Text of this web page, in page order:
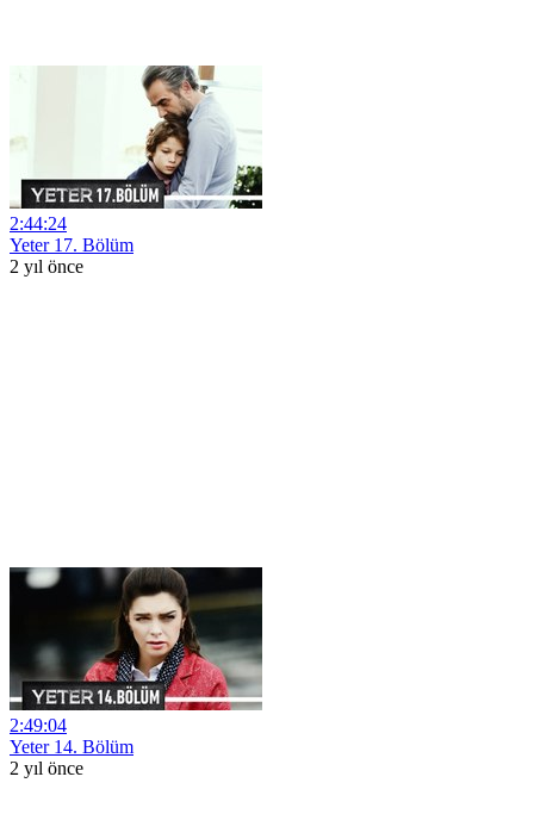
2:44:24
Yeter 17. Bölüm
2 yıl önce
2:49:04
Yeter 14. Bölüm
2 yıl önce